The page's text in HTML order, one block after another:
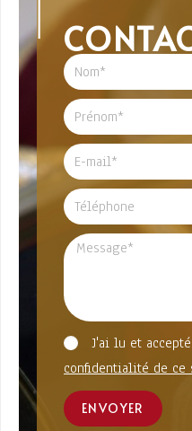
J'ai lu et
confidentialité de ce
ENVOYER